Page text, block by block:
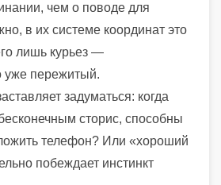
чем о поводе для
в их системе координат это
лишь курьез —
уже пережитый.
задуматься: когда
сторис, способны
телефон? Или «хороший
побеждает инстинкт